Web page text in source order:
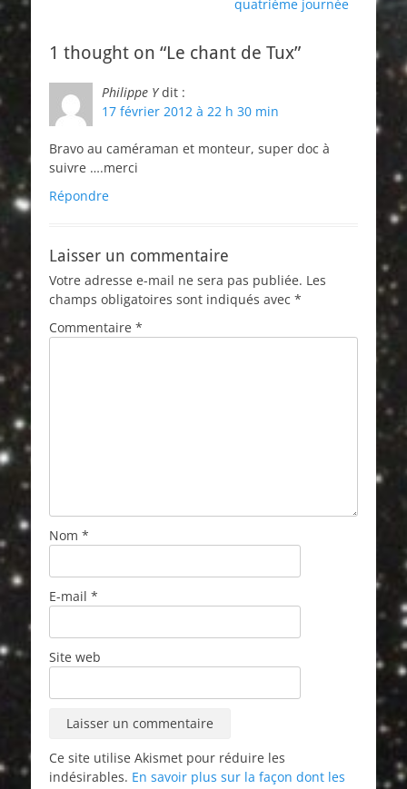
quatrième journée
1 thought on “Le chant de Tux”
Philippe Y dit :
17 février 2012 à 22 h 30 min
Bravo au caméraman et monteur, super doc à
suivre ….merci
Répondre
Laisser un commentaire
Votre adresse e-mail ne sera pas publiée. Les
champs obligatoires sont indiqués avec *
Commentaire *
Nom *
E-mail *
Site web
Ce site utilise Akismet pour réduire les
indésirables. En savoir plus sur la façon dont les